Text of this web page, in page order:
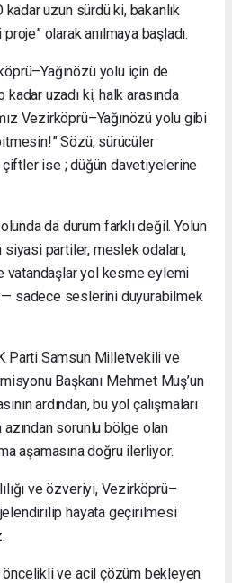
uzun sürdü ki, bakanlık
olarak anılmaya başladı.
yolu için de
kadar uzadı ki, halk arasında
Vezirköprü–Yağınözü yolu gibi
Sözü, sürücüler
ise ; düğün davetiyelerine
da durum farklı değil. Yolun
siyasi partiler, meslek odaları,
vatandaşlar yol kesme eylemi
— sadece seslerini duyurabilmek
Parti Samsun Milletvekili ve
Başkanı Mehmet Muş’un
ardından, bu yol çalışmaları
azından sorunlu bölge olan
aşamasına doğru ilerliyor.
ve özveriyi, Vezirköprü–
hayata geçirilmesi
öncelikli ve acil çözüm bekleyen